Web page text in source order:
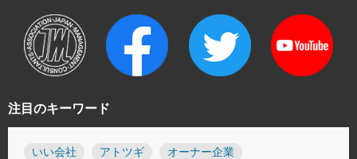
注目のキーワード
いい会社 アトツギ オーナー企業